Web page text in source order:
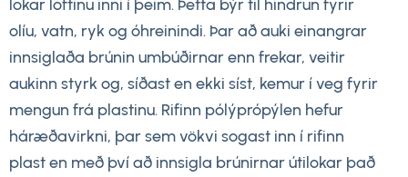
lokar loftinu inni í þeim. Þetta býr til hindrun fyrir
olíu, vatn, ryk og óhreinindi. Þar að auki einangrar
innsiglaða brúnin umbúðirnar enn frekar, veitir
aukinn styrk og, síðast en ekki síst, kemur í veg fyrir
mengun frá plastinu. Rifinn pólýprópýlen hefur
háræðavirkni, þar sem vökvi sogast inn í rifinn
plast en með því að innsigla brúnirnar útilokar það